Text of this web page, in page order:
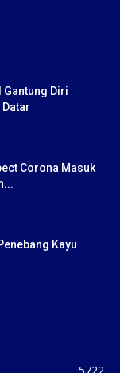
Gantung Diri
Corona Masuk
Kayu